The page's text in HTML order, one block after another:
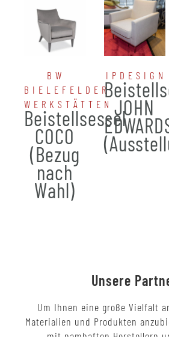
BW
BIELEFELDER
WERKSTÄTTEN
Beistellsessel
COCO
(Bezug
nach
Wahl)
IPDESIGN
JOHN
Unsere
Um Ihnen eine große Vielfalt
Materialien und Produkten